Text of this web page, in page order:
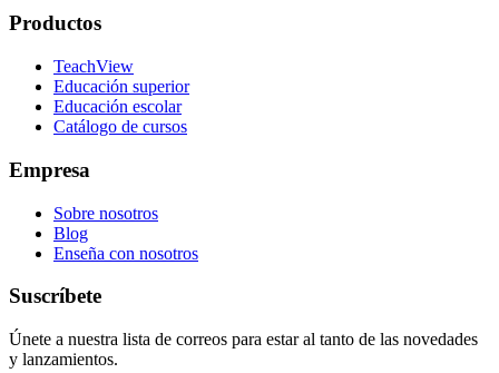
Productos
TeachView
Educación superior
Educación escolar
Catálogo de cursos
Empresa
Sobre nosotros
Blog
Enseña con nosotros
Suscríbete
Únete a nuestra lista de correos para estar al tanto de las novedades
y lanzamientos.